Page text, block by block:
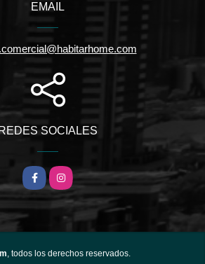
EMAIL
SOCIALES
FacebookInstagram
, todos los derechos reservados.